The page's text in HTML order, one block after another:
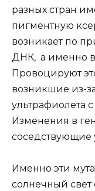
разных стран
пигментную
возникает по
ДНК, а именно в
Провоцируют
возникшие из-
ультрафиолета
Изменения в
соседствующие
Именно эти
солнечный свет